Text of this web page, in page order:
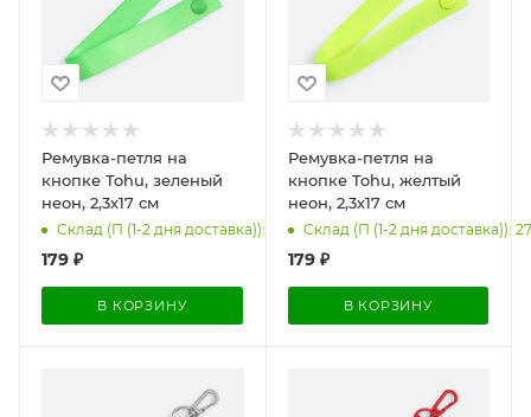
Ремувка-петля на
кнопке Tohu, зеленый
неон, 2,3х17 см
Склад (П (1-2 дня доставка)): 227
179 ₽
В КОРЗИНУ
Ремувка-петля на
кнопке Tohu, желтый
неон, 2,3х17 см
Склад (П (1-2 дня доставка)):
179₽
В КОРЗИНУ